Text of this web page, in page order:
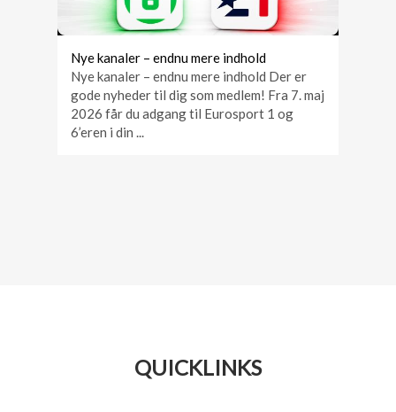
Nye kanaler – endnu mere indhold
Nye kanaler – endnu mere indhold Der er
gode nyheder til dig som medlem! Fra 7. maj
2026 får du adgang til Eurosport 1 og
6’eren i din ...
QUICKLINKS